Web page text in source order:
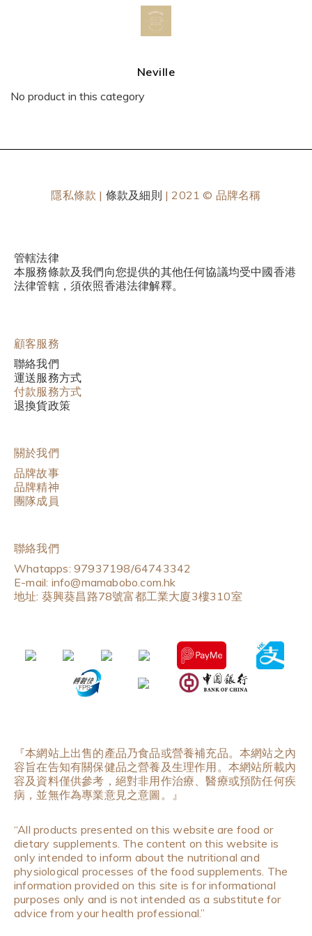
Neville
No product in this category
隱私條款 | 條款及細則 | 2021 © 品牌名稱
管轄法律
本服務條款及我們向您提供的其他任何協議均受中國香港
法律管轄，須依照香港法律解釋。
顧客服務
聯絡我們
運送服務方式
付款服務方式
退換貨政策
關於我們
品牌故事
品牌精神
團隊成員
聯絡我們
Whatapps: 97937198/64743342
E-mail: info@mamabobo.com.hk
地址: 葵興葵昌路78號富都工業大廈3樓310室
『本網站上出售的產品乃食品或營養補充品。本網站之內
容旨在告知有關保健品之營養及生理作用。本網站所載內
容及資料僅供參考，絕對非用作治療、醫療或預防任何疾
病，並無作為專業意見之意圖。』
“All products presented on this website are food or
dietary supplements. The content on this website is
only intended to inform about the nutritional and
physiological processes of the food supplements. The
information provided on this site is for informational
purposes only and is not intended as a substitute for
advice from your health professional.”